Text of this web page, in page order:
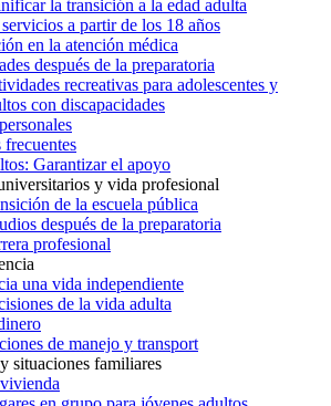
la transición a la edad adulta
a partir de los 18 años
en la atención médica
después de la preparatoria
recreativas para adolescentes y
con discapacidades
frecuentes
Garantizar el apoyo
y vida profesional
de la escuela pública
después de la preparatoria
profesional
una vida independiente
de la vida adulta
de manejo y transport
situaciones familiares